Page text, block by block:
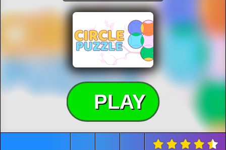
PLAY